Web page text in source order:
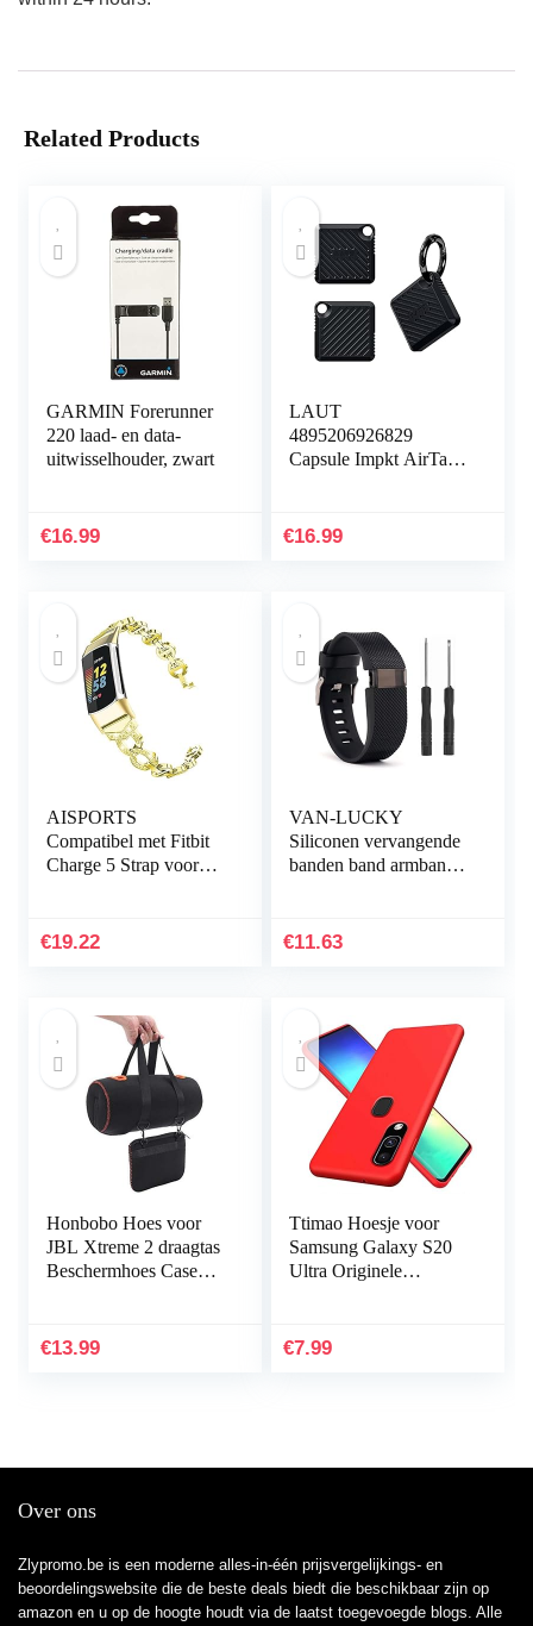
Related Products
GARMIN Forerunner
220 laad- en data-
uitwisselhouder, zwart
€16.99
LAUT
4895206926829
Capsule Impkt AirTags
€16.99
AISPORTS
Compatibel met Fitbit
Charge 5 Strap voor
Rhinestones sieraden…
€19.22
VAN-LUCKY
Siliconen vervangende
banden band armband
accessoires groot
€11.63
Honbobo Hoes voor
JBL Xtreme 2 draagtas
Beschermhoes Case
& oplader
€13.99
Ttimao Hoesje voor
Samsung Galaxy S20
Ultra Originele
Protector Shock
€7.99
Over ons
Zlypromo.be is een moderne alles-in-één prijsvergelijkings- en
beoordelingswebsite die de beste deals biedt die beschikbaar zijn op
amazon en u op de hoogte houdt via de laatst toegevoegde blogs. Alle